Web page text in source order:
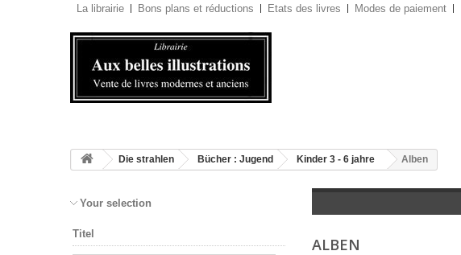
La librairie Bons plans et réductions Etats des livres Modes de paiement
Die strahlen Bücher : Jugend Kinder 3 - 6 jahre Alben
Your selection
Titel
ALBEN